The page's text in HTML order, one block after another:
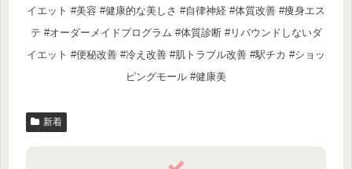
イエット #美容 #健康的な美しさ #自律神経 #体質改善 #痩身エス
テ #オーダーメイドプログラム #体質診断 #リバウンドしないダ
イエット #便秘改善 #冷え改善 #肌トラブル改善 #駅チカ #ショッ
ピングモール #健康美
新着